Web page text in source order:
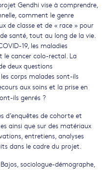
Gendhi vise à comprendre,
comment le genre
de classe et de « race » pour
santé, tout au long de la vie.
19, les maladies
le cancer colo-rectal. La
deux questions
corps malades sont-ils
aux soins et la prise en
ils genrés ?
d’enquêtes de cohorte et
ainsi que sur des matériaux
entretiens, analyses
dans le cadre du projet.
sociologue-démographe,